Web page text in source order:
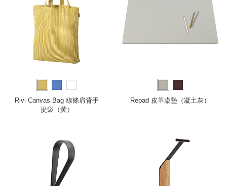
Rivi Canvas Bag 線條肩背手
提袋（黃）
Repad 皮革桌墊（凝土灰）